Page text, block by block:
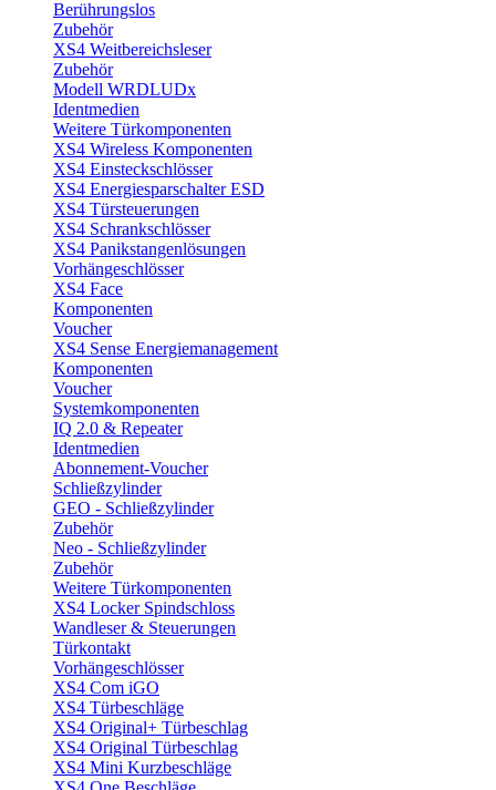
Berührungslos
Zubehör
XS4 Weitbereichsleser
Zubehör
Modell WRDLUDx
Identmedien
Weitere Türkomponenten
XS4 Wireless Komponenten
XS4 Einsteckschlösser
XS4 Energiesparschalter ESD
XS4 Türsteuerungen
XS4 Schrankschlösser
XS4 Panikstangenlösungen
Vorhängeschlösser
XS4 Face
Komponenten
Voucher
XS4 Sense Energiemanagement
Komponenten
Voucher
Systemkomponenten
IQ 2.0 & Repeater
Identmedien
Abonnement-Voucher
Schließzylinder
GEO - Schließzylinder
Zubehör
Neo - Schließzylinder
Zubehör
Weitere Türkomponenten
XS4 Locker Spindschloss
Wandleser & Steuerungen
Türkontakt
Vorhängeschlösser
XS4 Com iGO
XS4 Türbeschläge
XS4 Original+ Türbeschlag
XS4 Original Türbeschlag
XS4 Mini Kurzbeschläge